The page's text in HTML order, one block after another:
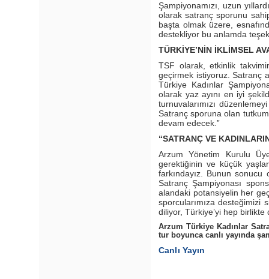
Şampiyonamızı, uzun
olarak satranç sporunu
başta olmak üzere,
destekliyor bu anlamda
TÜRKİYE’NİN İKLİMSEL
TSF olarak, etkinlik
geçirmek istiyoruz. Satranç
Türkiye Kadınlar
olarak yaz ayını en iyi
turnuvalarımızı
Satranç sporuna olan
devam edecek.”
“SATRANÇ VE
Arzum Yönetim Kurulu
gerektiğinin ve küçük
farkındayız. Bunun
Satranç Şampiyonası
alandaki potansiyelin her
sporcularımıza desteğimizi
diliyor, Türkiye’yi hep birlikte
Arzum Türkiye Kadınlar
tur boyunca canlı yayında
Canlı Yayın